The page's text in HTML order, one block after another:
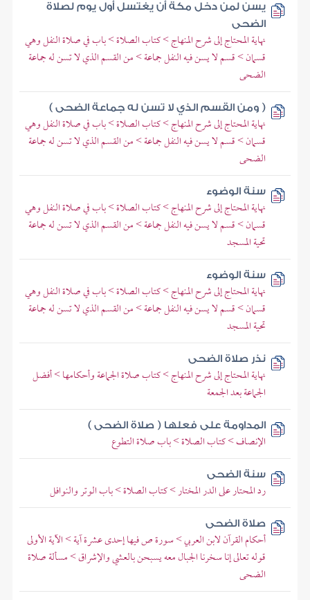
يسن لمن دخل مكة أن يغتسل أول يوم لصلاة
الضحى
نهاية المحتاج إلى شرح المنهاج > كتاب الصلاة > باب في صلاة النفل وهي
قسمان > قسم لا يسن فيه النفل جماعة > من القسم الذي لا تسن له جماعة
الضحى
( ومن القسم الذي لا تسن له جماعة الضحى )
نهاية المحتاج إلى شرح المنهاج > كتاب الصلاة > باب في صلاة النفل وهي
قسمان > قسم لا يسن فيه النفل جماعة > من القسم الذي لا تسن له جماعة
الضحى
سنة الوضوء
نهاية المحتاج إلى شرح المنهاج > كتاب الصلاة > باب في صلاة النفل وهي
قسمان > قسم لا يسن فيه النفل جماعة > من القسم الذي لا تسن له جماعة
تحية المسجد
سنة الوضوء
نهاية المحتاج إلى شرح المنهاج > كتاب الصلاة > باب في صلاة النفل وهي
قسمان > قسم لا يسن فيه النفل جماعة > من القسم الذي لا تسن له جماعة
تحية المسجد
نذر صلاة الضحى
نهاية المحتاج إلى شرح المنهاج > كتاب صلاة الجماعة وأحكامها > أفضل
الجماعة بعد الجمعة
المداومة على فعلها ( صلاة الضحى )
الإنصاف > كتاب الصلاة > باب صلاة التطوع
سنة الضحى
رد المحتار على الدر المختار > كتاب الصلاة > باب الوتر والنوافل
صلاة الضحى
أحكام القرآن لابن العربي > سورة ص فيها إحدى عشرة آية > الآية الأولى
قوله تعالى إنا سخرنا الجبال معه يسبحن بالعشي والإشراق > مسألة صلاة
الضحى